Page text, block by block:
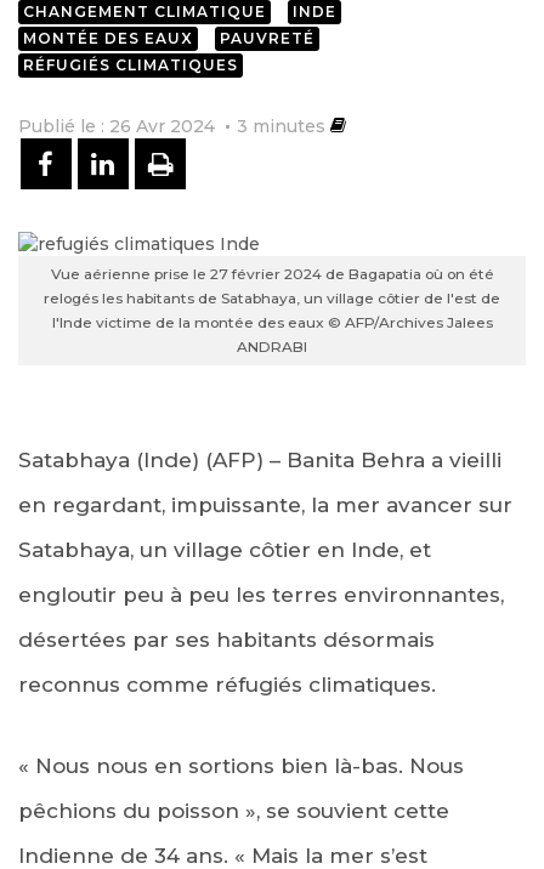
CHANGEMENT CLIMATIQUE
INDE
MONTÉE DES EAUX
PAUVRETÉ
RÉFUGIÉS CLIMATIQUES
Publié le : 26 Avr 2024 3 minutes
PARTAGER SUR FACEBOOK
PARTAGER SUR LINKEDIN
IMPRIMER
Vue aérienne prise le 27 février 2024 de Bagapatia où on été
relogés les habitants de Satabhaya, un village côtier de l'est de
l'Inde victime de la montée des eaux © AFP/Archives Jalees
ANDRABI
Satabhaya (Inde) (AFP) – Banita Behra a vieilli
en regardant, impuissante, la mer avancer sur
Satabhaya, un village côtier en Inde, et
engloutir peu à peu les terres environnantes,
désertées par ses habitants désormais
reconnus comme réfugiés climatiques.
« Nous nous en sortions bien là-bas. Nous
pêchions du poisson », se souvient cette
Indienne de 34 ans. « Mais la mer s’est